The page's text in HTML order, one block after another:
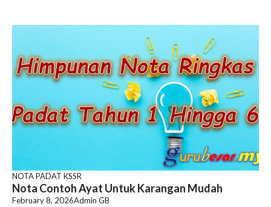
NOTA PADAT KSSR
Nota Contoh Ayat Untuk Karangan Mudah
February 8, 2026Admin GB